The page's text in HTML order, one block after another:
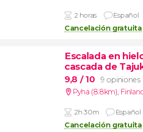
2 horas Español
Cancelación gratuita
Escalada en
cascada de
9,8 / 10
9 opiniones
Pyhä (8.8km),
2h 30m Español
Cancelación gratuita